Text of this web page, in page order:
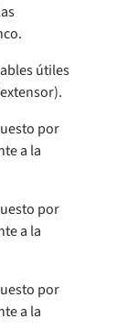
útiles
por
a la
por
a la
por
a la